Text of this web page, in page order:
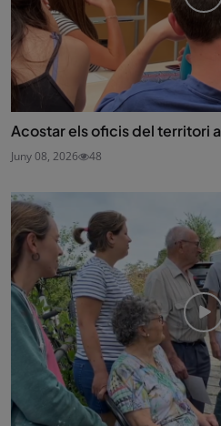
Acostar els oficis del territori
Juny 08, 2026 48